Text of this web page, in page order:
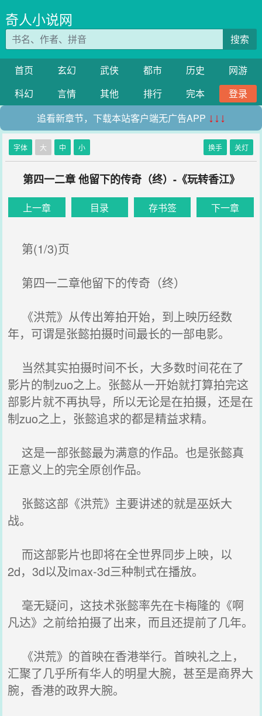
奇人小说网
搜索
首页 玄幻 武侠 都市 历史
网游
科幻
言情 其他 排行 完本
登录
追看新章节，下载本站客户端无广告APP ↓↓↓
字体 大 中 小 换手 关灯
第四一二章 他留下的传奇（终）-《玩转香江》
上一章 目录 存书签 下一章
第(1/3)页
第四一二章他留下的传奇（终）
《洪荒》从传出筹拍开始，到上映历经数
年，可谓是张懿拍摄时间最长的一部电影。
当然其实拍摄时间不长，大多数时间花在了
影片的制zuo之上。张懿从一开始就打算拍完这
部影片就不再执导，所以无论是在拍摄，还是在
制zuo之上，张懿追求的都是精益求精。
这是一部张懿最为满意的作品。也是张懿真
正意义上的完全原创作品。
张懿这部《洪荒》主要讲述的就是巫妖大
战。
而这部影片也即将在全世界同步上映，以
2d，3d以及imax-3d三种制式在播放。
毫无疑问，这技术张懿率先在卡梅隆的《啊
凡达》之前给拍摄了出来，而且还提前了几年。
《洪荒》的首映在香港举行。首映礼之上，
汇聚了几乎所有华人的明星大腕，甚至是商界大
腕，香港的政界大腕。